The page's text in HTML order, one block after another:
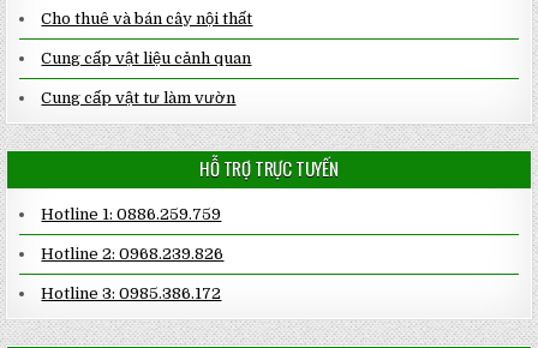
Cho thuê và bán cây nội thất
Cung cấp vật liệu cảnh quan
Cung cấp vật tư làm vườn
HỖ TRỢ TRỰC TUYẾN
Hotline 1: 0886.259.759
Hotline 2: 0968.239.826
Hotline 3: 0985.386.172